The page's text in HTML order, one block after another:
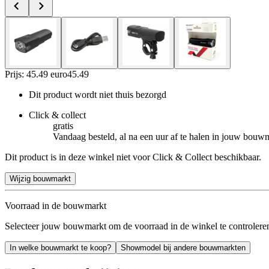
Prijs: 45.49 euro45.49
Dit product wordt niet thuis bezorgd
Click & collect
gratis
Vandaag besteld, al na een uur af te halen in jouw
Dit product is in deze winkel niet voor Click & Collect beschikbaar.
Wijzig bouwmarkt
Voorraad in de bouwmarkt
Selecteer jouw bouwmarkt om de voorraad in de winkel te
In welke bouwmarkt te koop? Showmodel bij andere bouwmarkten